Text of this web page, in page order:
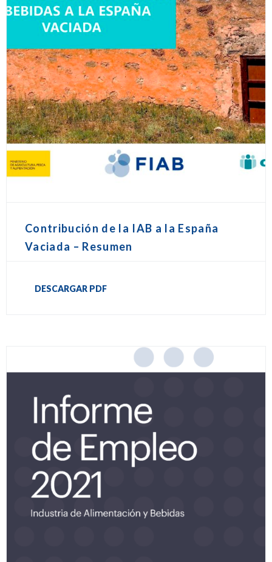
Contribución de la IAB a la España
Vaciada – Resumen
DESCARGAR PDF